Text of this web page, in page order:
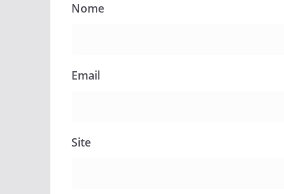
Nome
Email
Site